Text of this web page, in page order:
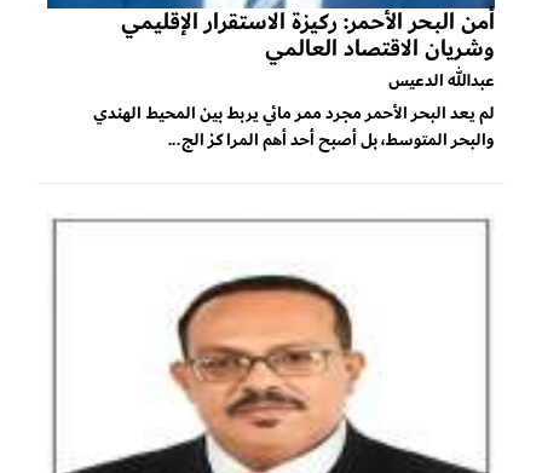
أمن البحر الأحمر: ركيزة الاستقرار الإقليمي
وشريان الاقتصاد العالمي
عبدالله الدعيس
لم يعد البحر الأحمر مجرد ممر مائي يربط بين المحيط الهندي
والبحر المتوسط، بل أصبح أحد أهم المراكز الج...